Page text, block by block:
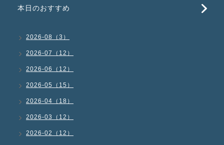
本日のおすすめ
2026-08（3）
2026-07（12）
2026-06（12）
2026-05（15）
2026-04（18）
2026-03（12）
2026-02（12）